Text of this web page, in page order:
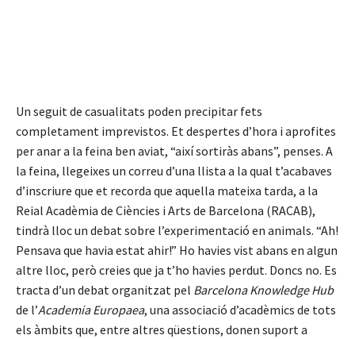
Un seguit de casualitats poden precipitar fets
completament imprevistos. Et despertes d’hora i aprofites
per anar a la feina ben aviat, “així sortiràs abans”, penses. A
la feina, llegeixes un correu d’una llista a la qual t’acabaves
d’inscriure que et recorda que aquella mateixa tarda, a la
Reial Acadèmia de Ciències i Arts de Barcelona (RACAB),
tindrà lloc un debat sobre l’experimentació en animals. “Ah!
Pensava que havia estat ahir!” Ho havies vist abans en algun
altre lloc, però creies que ja t’ho havies perdut. Doncs no. Es
tracta d’un debat organitzat pel Barcelona Knowledge Hub
de l’Academia Europaea, una associació d’acadèmics de tots
els àmbits que, entre altres qüestions, donen suport a